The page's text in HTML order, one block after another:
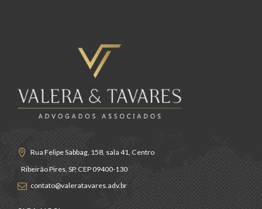
Rua Felipe Sabbag, 158, sala 41, Centro
Ribeirão Pires, SP, CEP 09400-130
contato@valeratavares.adv.br